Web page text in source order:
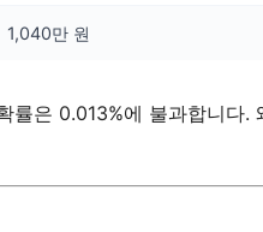
1,040만 원
률은 0.013%에 불과합니다.